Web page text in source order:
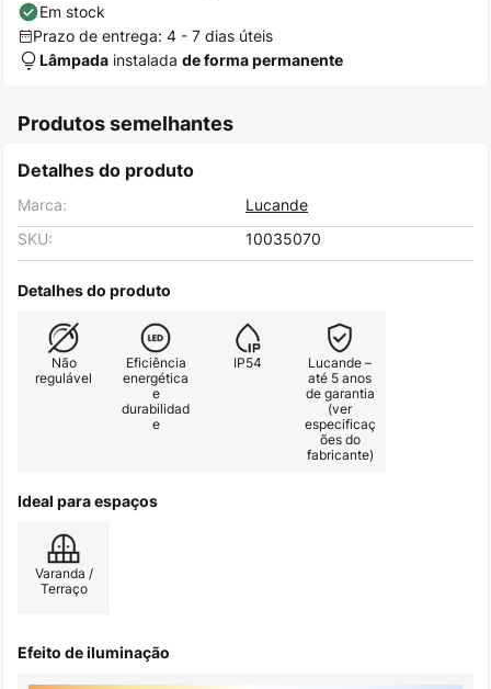
Em stock
Prazo de entrega: 4 - 7 dias úteis
Lâmpada instalada de forma permanente
Produtos semelhantes
Detalhes do produto
Marca:
Lucande
SKU:
10035070
Detalhes do produto
Não
regulável
Eficiência
energética
e
durabilidad
e
IP54
Lucande –
até 5 anos
de garantia
(ver
especificaç
ões do
fabricante)
Ideal para espaços
Varanda /
Terraço
Efeito de iluminação